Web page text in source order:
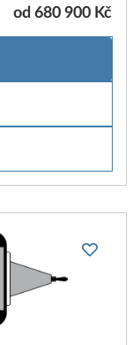
od 680 900 Kč